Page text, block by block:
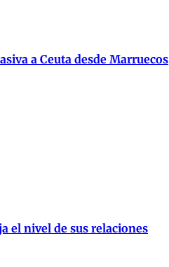
a Ceuta desde Marruecos
el nivel de sus relaciones